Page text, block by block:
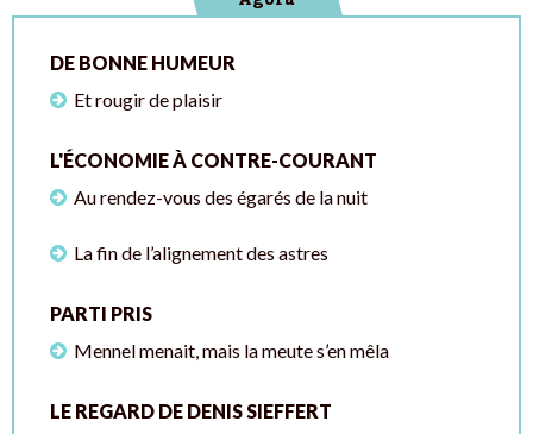
DE BONNE HUMEUR
Et rougir de plaisir
L'ÉCONOMIE À CONTRE-COURANT
Au rendez-vous des égarés de la nuit
La fin de l’alignement des astres
PARTI PRIS
Mennel menait, mais la meute s’en mêla
LE REGARD DE DENIS SIEFFERT